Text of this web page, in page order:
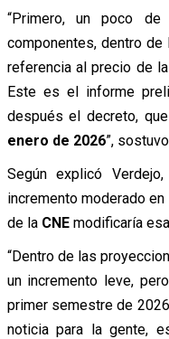
“Primero, un poco
componentes, dentro
referencia al precio de
Este es el informe
después el decreto,
enero de 2026”,
Según explicó
incremento moderado
de la CNEmodificaría
“Dentro de las
un incremento leve,
primer semestre de
noticia para la gente,